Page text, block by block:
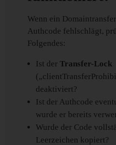
Wenn ein
Authcode fehlschlägt,
Folgendes:
Ist derTransfer-Lock
deaktiviert?
Ist der Authcode
wurde er bereits
Wurde der Code
Leerzeichen kopiert?